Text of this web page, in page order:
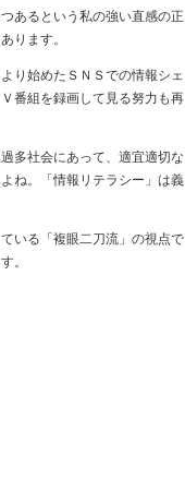
あるという私の強い直感の正
ります。
り始めたＳＮＳでの情報シェ
番組を録画して見る努力も再
多社会にあって、適宜適切な
ね。「情報リテラシー」は義
いる「複眼二刀流」の視点で
。